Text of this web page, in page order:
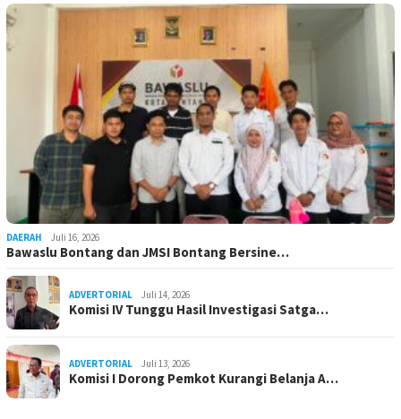
DAERAH Juli 16, 2026
Bawaslu Bontang dan JMSI Bontang Bersine…
ADVERTORIAL Juli 14, 2026
Komisi IV Tunggu Hasil Investigasi Satga…
ADVERTORIAL Juli 13, 2026
Komisi I Dorong Pemkot Kurangi Belanja A…